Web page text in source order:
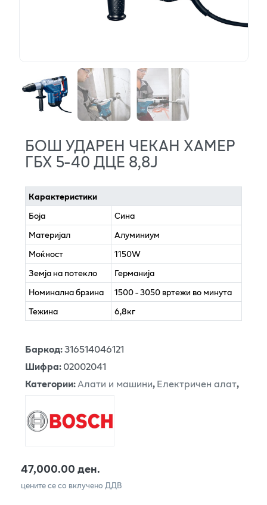
БОШ УДАРЕН ЧЕКАН ХАМЕР
ГБХ 5-40 ДЦЕ 8,8Ј
Карактеристики
Боја
Сина
Материјал
Алуминиум
Моќност
1150W
Земја на потекло
Германија
Номинална брзина
1500 - 3050 вртежи во минута
Тежина
6,8кг
Баркод:316514046121
Шифра:02002041
Категории:Алати и машини,Електричен алат,
47,000.00 ден.
цените се со вклучено ДДВ